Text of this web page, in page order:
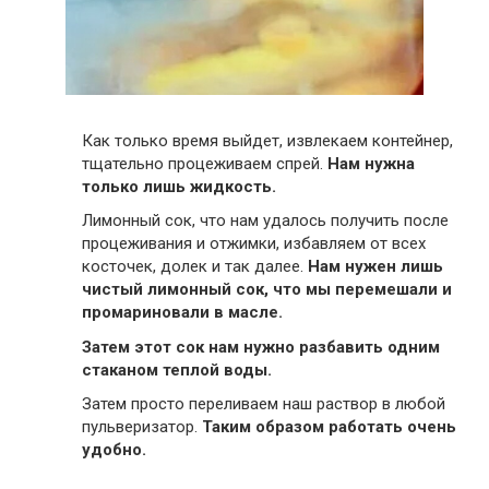
Как только время выйдет, извлекаем контейнер,
тщательно процеживаем спрей. Нам нужна
только лишь жидкость.
Лимонный сок, что нам удалось получить после
процеживания и отжимки, избавляем от всех
косточек, долек и так далее. Нам нужен лишь
чистый лимонный сок, что мы перемешали и
промариновали в масле.
Затем этот сок нам нужно разбавить одним
стаканом теплой воды.
Затем просто переливаем наш раствор в любой
пульверизатор. Таким образом работать очень
удобно.